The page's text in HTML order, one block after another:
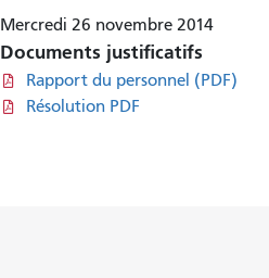
Mercredi 26 novembre 2014
Documents justificatifs
Rapport du personnel (PDF)
Résolution PDF